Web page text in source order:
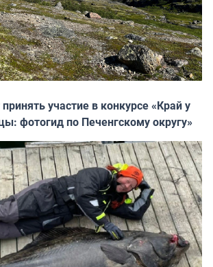
участие в конкурсе «Край у
фотогид по Печенгскому округу»